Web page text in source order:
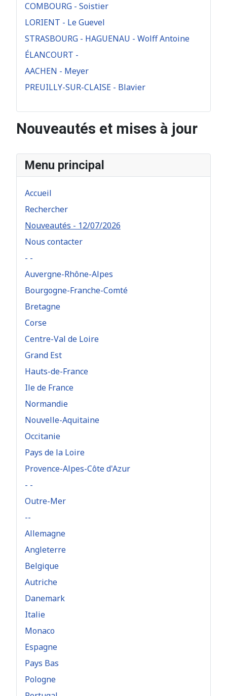
Menu principal
Accueil
Rechercher
Nouveautés - 12/07/2026
Nous contacter
- -
Auvergne-Rhône-Alpes
Bourgogne-Franche-Comté
Bretagne
Corse
Centre-Val de Loire
Grand Est
Hauts-de-France
Ile de France
Normandie
Nouvelle-Aquitaine
Occitanie
Pays de la Loire
Provence-Alpes-Côte d'Azur
- -
Outre-Mer
--
Allemagne
Angleterre
Belgique
Autriche
Danemark
Italie
Monaco
Espagne
Pays Bas
Pologne
COMBOURG - Soistier
LORIENT - Le Guevel
STRASBOURG - HAGUENAU - Wolff Antoine
ÉLANCOURT -
AACHEN - Meyer
PREUILLY-SUR-CLAISE - Blavier
Nouveautés et mises à jour